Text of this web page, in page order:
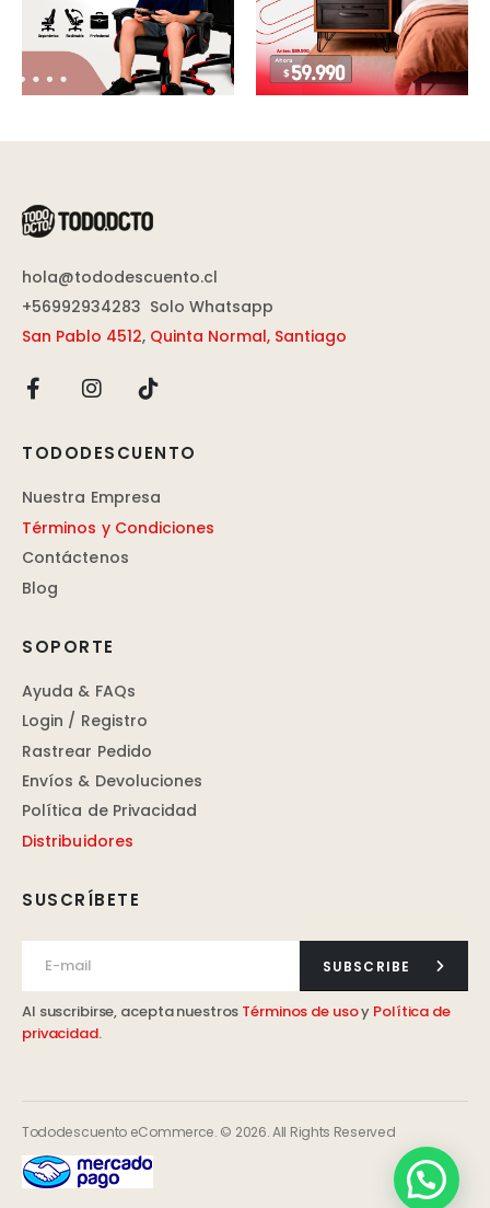
hola@tododescuento.cl
+56992934283 Solo Whatsapp
San Pablo 4512, Quinta Normal, Santiago
SUSCRÍBETE
SUBSCRIBE
Al suscribirse, acepta nuestros Términos de usoy Política de
privacidad.
TODODESCUENTO
Nuestra Empresa
Términos y Condiciones
Contáctenos
Blog
SOPORTE
Ayuda & FAQs
Login / Registro
Rastrear Pedido
Envíos & Devoluciones
Política de Privacidad
Distribuidores
Tododescuento eCommerce. © 2026. All Rights Reserved